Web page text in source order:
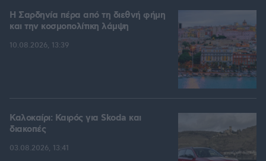
Η Σαρδηνία πέρα από τη διεθνή φήμη
και την κοσμοπολίτικη λάμψη
10.08.2026, 13:39
Καλοκαίρι: Καιρός για Skoda και
διακοπές
03.08.2026, 13:41